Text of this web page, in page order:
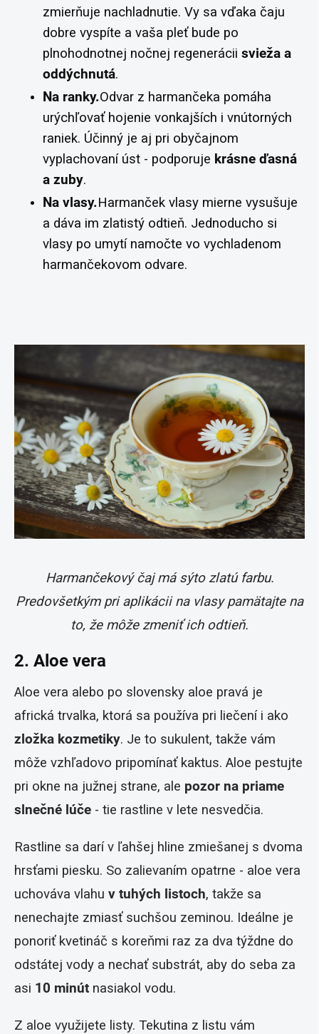
zmierňuje nachladnutie. Vy sa vďaka čaju
dobre vyspíte a vaša pleť bude po
plnohodnotnej nočnej regenerácii svieža a
oddýchnutá.
Na ranky.Odvar z harmančeka pomáha
urýchľovať hojenie vonkajších i vnútorných
raniek. Účinný je aj pri obyčajnom
vyplachovaní úst - podporuje krásne ďasná
a zuby.
Na vlasy.Harmanček vlasy mierne vysušuje
a dáva im zlatistý odtieň. Jednoducho si
vlasy po umytí namočte vo vychladenom
harmančekovom odvare.
Harmančekový čaj má sýto zlatú farbu.
Predovšetkým pri aplikácii na vlasy pamätajte na
to, že môže zmeniť ich odtieň.
2. Aloe vera
Aloe vera alebo po slovensky aloe pravá je
africká trvalka, ktorá sa používa pri liečení i ako
zložka kozmetiky. Je to sukulent, takže vám
môže vzhľadovo pripomínať kaktus. Aloe pestujte
pri okne na južnej strane, ale pozor na priame
slnečné lúče - tie rastline v lete nesvedčia.
Rastline sa darí v ľahšej hline zmiešanej s dvoma
hrsťami piesku. So zalievaním opatrne - aloe vera
uchováva vlahu v tuhých listoch, takže sa
nenechajte zmiasť suchšou zeminou. Ideálne je
ponoriť kvetináč s koreňmi raz za dva týždne do
odstátej vody a nechať substrát, aby do seba za
asi 10 minút nasiakol vodu.
Z aloe využijete listy. Tekutina z listu vám